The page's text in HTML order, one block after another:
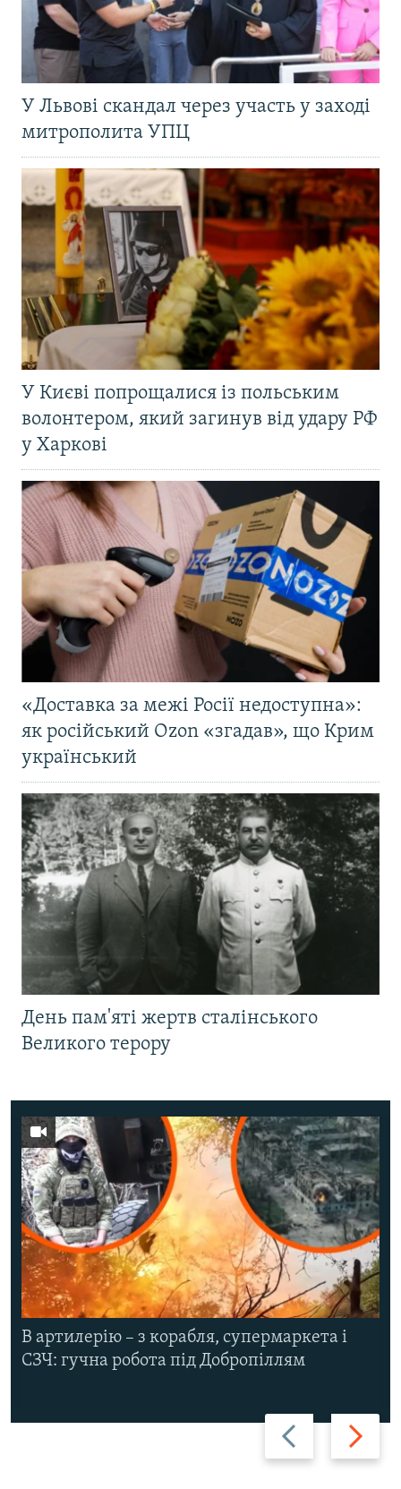
У Львові скандал через участь у заході
митрополита УПЦ
У Києві попрощалися із польським
волонтером, який загинув від удару РФ
у Харкові
«Доставка за межі Росії недоступна»:
як російський Ozon «згадав», що Крим
український
День пам'яті жертв сталінського
Великого терору
Назад Вперед
В артилерію – з корабля, супермаркета і
СЗЧ: гучна робота під Добропіллям